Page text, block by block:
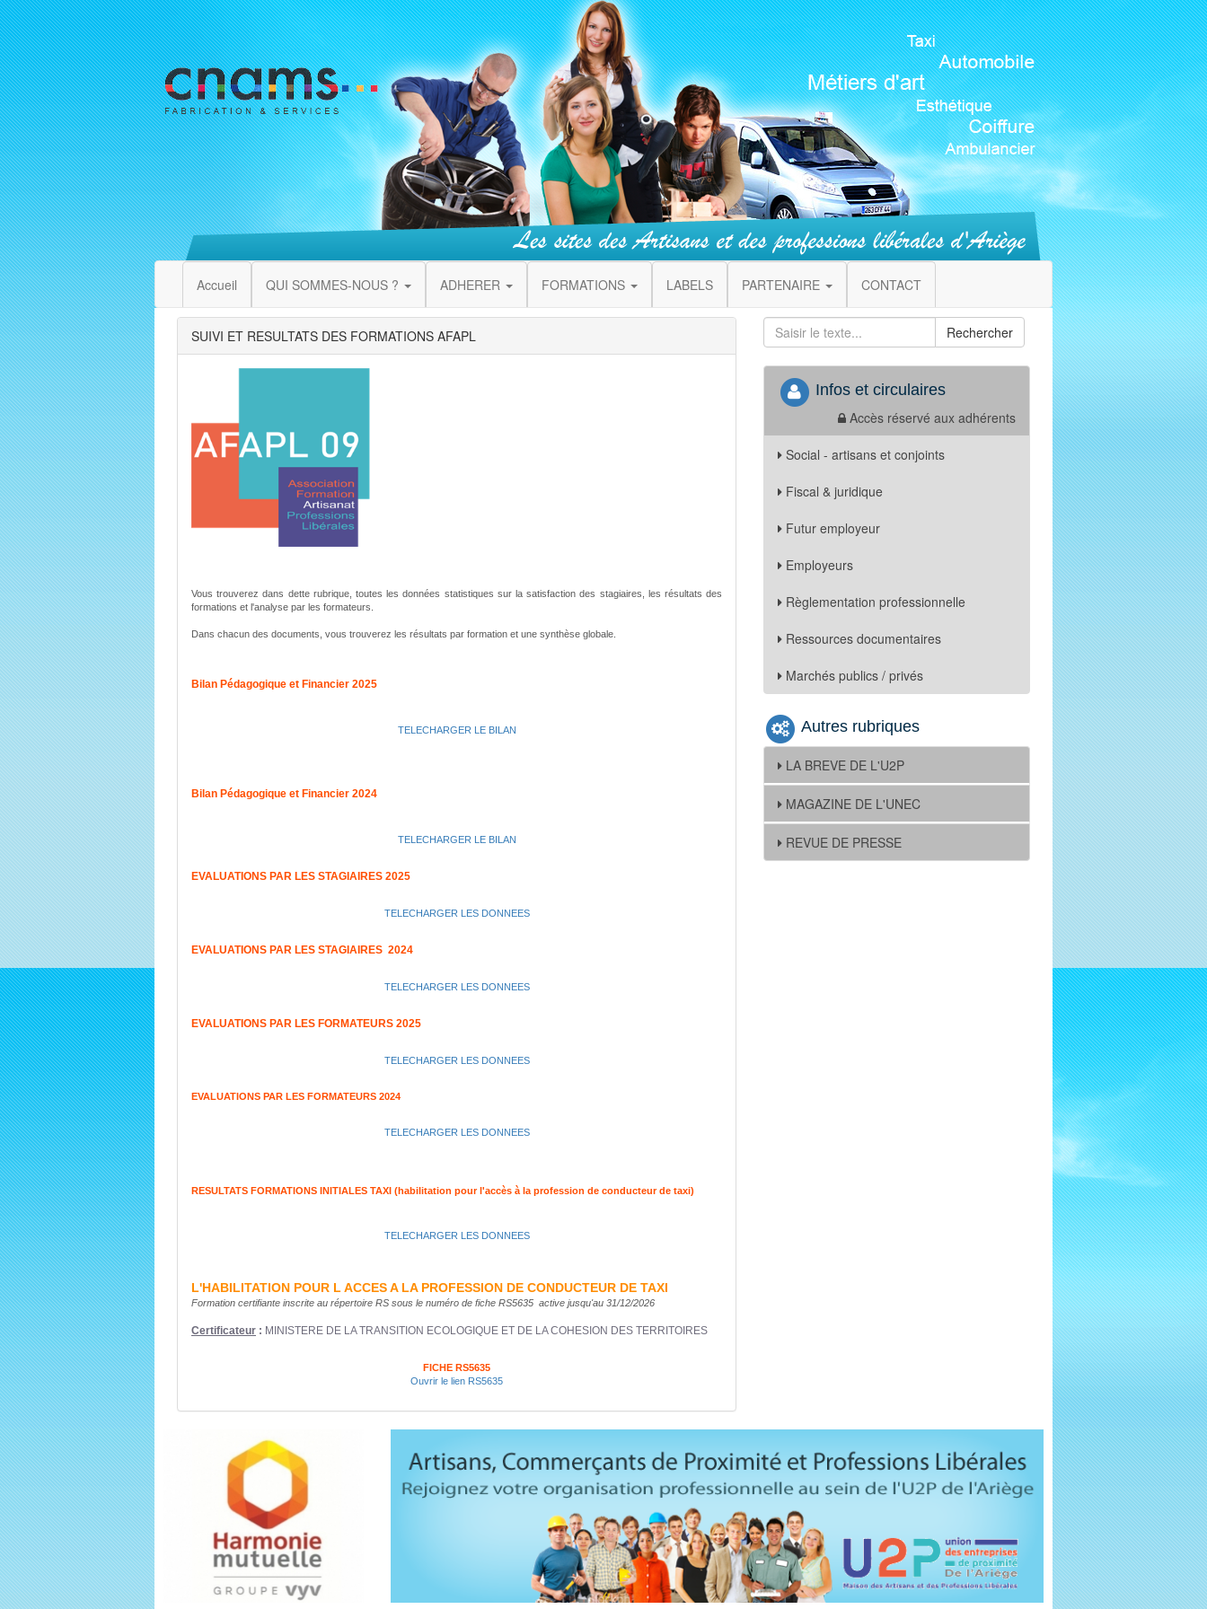
Accueil QUI SOMMES-NOUS ? ADHERER FORMATIONS LABELS PARTENAIRE CONTACT
SUIVI ET RESULTATS DES FORMATIONS AFAPL
Vous trouverez dans dette rubrique, toutes les données statistiques sur la satisfaction des stagiaires, les résultats des
formations et l'analyse par les formateurs.
Dans chacun des documents, vous trouverez les résultats par formation et une synthèse globale.
Bilan Pédagogique et Financier 2025
TELECHARGER LE BILAN
Bilan Pédagogique et Financier 2024
TELECHARGER LE BILAN
EVALUATIONS PAR LES STAGIAIRES 2025
TELECHARGER LES DONNEES
EVALUATIONS PAR LES STAGIAIRES 2024
TELECHARGER LES DONNEES
EVALUATIONS PAR LES FORMATEURS 2025
TELECHARGER LES DONNEES
EVALUATIONS PAR LES FORMATEURS 2024
TELECHARGER LES DONNEES
RESULTATS FORMATIONS INITIALES TAXI (habilitation pour l'accès à la profession de conducteur de taxi)
TELECHARGER LES DONNEES
L'HABILITATION POUR L ACCES A LA PROFESSION DE CONDUCTEUR DE TAXI
Formation certifiante inscrite au répertoire RS sous le numéro de fiche RS5635 active jusqu'au 31/12/2026
Certificateur : MINISTERE DE LA TRANSITION ECOLOGIQUE ET DE LA COHESION DES TERRITOIRES
FICHE RS5635
Ouvrir le lien RS5635
Rechercher
Infos et circulaires
Accès réservé aux adhérents
Social - artisans et conjoints
Fiscal & juridique
Futur employeur
Employeurs
Règlementation professionnelle
Ressources documentaires
Marchés publics / privés
Autres rubriques
LA BREVE DE L'U2P
MAGAZINE DE L'UNEC
REVUE DE PRESSE